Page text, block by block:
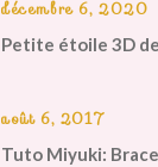
décembre 6, 2020
Petite étoile 3D
août 6, 2017
Tuto Miyuki: